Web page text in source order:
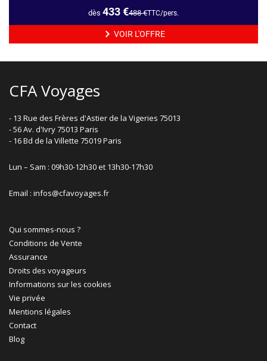
dès 433€488€TTC/pers.
VOIR L'OFFRE
CFA Voyages
- 13 Rue des Frères d'Astier de la Vigeries 75013
- 56 Av. d'Ivry 75013 Paris
- 16 Bd de la Villette 75019 Paris
Lun – Sam : 09h30-12h30 et 13h30-17h30
Email : infos@cfavoyages.fr
Qui sommes-nous ?
Conditions de Vente
Assurance
Droits des voyageurs
Informations sur les cookies
Vie privée
Mentions légales
Contact
Blog